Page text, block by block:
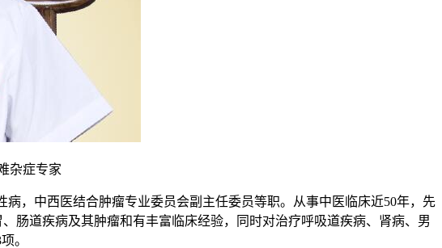
杂症专家
，中西医结合肿瘤专业委员会副主任委员等职。从事中医临床近50年，先
肠道疾病及其肿瘤和有丰富临床经验，同时对治疗呼吸道疾病、肾病、男
。